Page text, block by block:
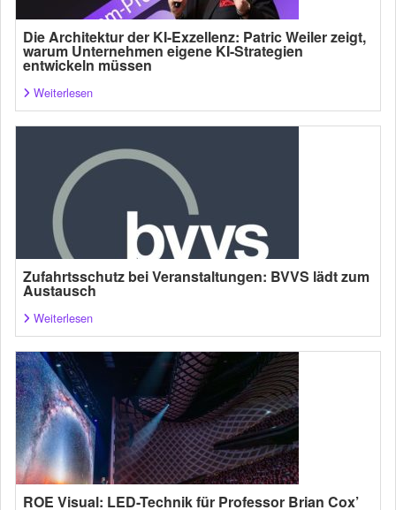
Die Architektur der KI-Exzellenz: Patric Weiler zeigt,
warum Unternehmen eigene KI-Strategien
entwickeln müssen
Weiterlesen
Zufahrtsschutz bei Veranstaltungen: BVVS lädt zum
Austausch
Weiterlesen
ROE Visual: LED-Technik für Professor Brian Cox’